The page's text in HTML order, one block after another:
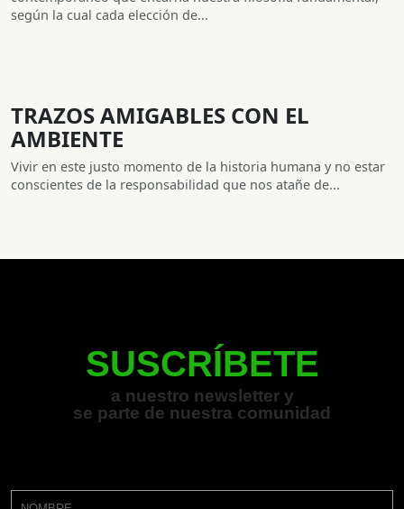
según la cual cada elección de...
TRAZOS AMIGABLES CON EL
AMBIENTE
Vivir en este justo momento de la historia humana y no estar
conscientes de la responsabilidad que nos atañe de...
SUSCRÍBETE
a nuestro newsletter y
se parte de nuestra comunidad